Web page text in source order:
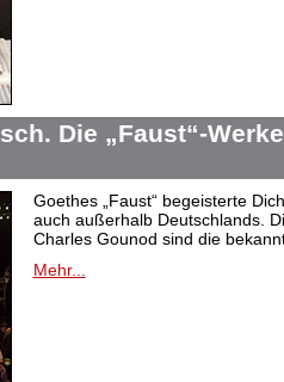
Die „Faust“-
Goethes „Faust“ begeisterte
auch außerhalb Deutschlands.
Charles Gounod sind die
Mehr...